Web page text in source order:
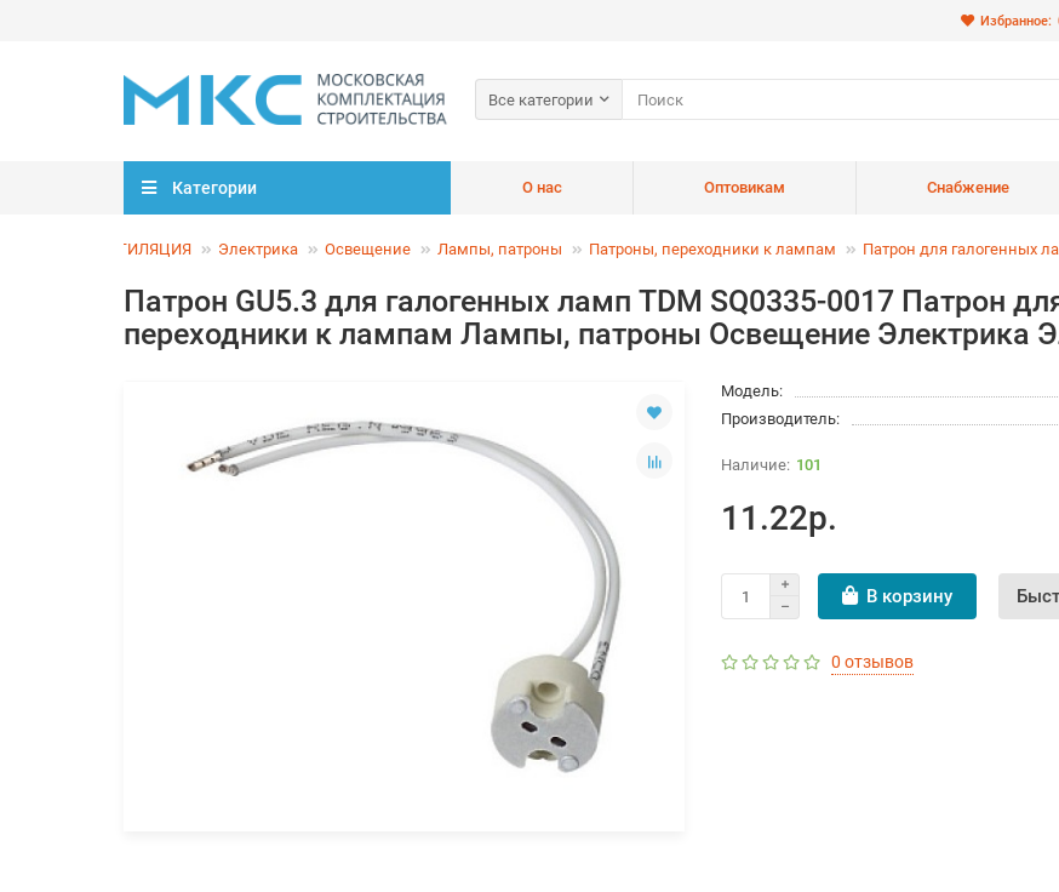
Избранное:
Все категории
Категории О нас Оптовикам Снабжение
И ВЕНТИЛЯЦИЯ Электрика Освещение Лампы, патроны Патроны, переходники к лампам Патрон для галогенных
Патрон GU5.3 для галогенных ламп TDM SQ0335-0017 Патрон
переходники к лампам Лампы, патроны Освещение
Модель:
Производитель:
101
11.22р.
В корзину
0 отзывов